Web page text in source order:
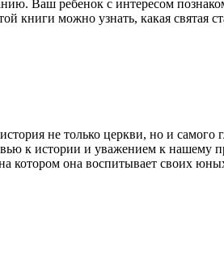
Ваш ребенок с интересом
книги можно узнать, какая святая
не только церкви, но и самого
к истории и уважением к нашему
котором она воспитывает своих